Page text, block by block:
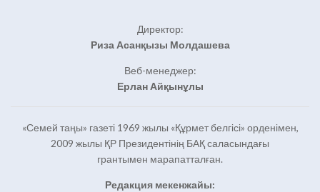
Директор:
Риза Асанқызы Молдашева
Веб-менеджер:
Ерлан Айқынұлы
«Семей таңы» газеті 1969 жылы «Құрмет белгісі» орденімен,
2009 жылы ҚР Президентінің БАҚ саласындағы
грантымен марапатталған.
Редакция мекенжайы: